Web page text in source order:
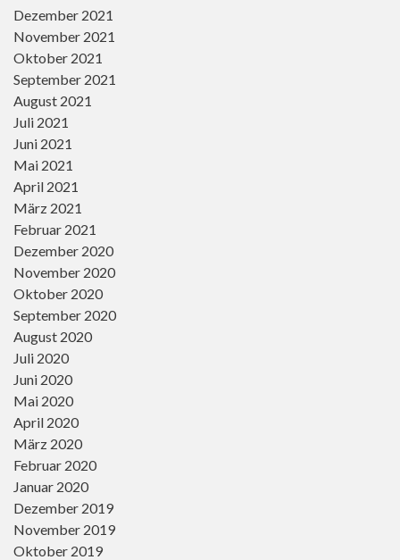
Dezember 2021
November 2021
Oktober 2021
September 2021
August 2021
Juli 2021
Juni 2021
Mai 2021
April 2021
März 2021
Februar 2021
Dezember 2020
November 2020
Oktober 2020
September 2020
August 2020
Juli 2020
Juni 2020
Mai 2020
April 2020
März 2020
Februar 2020
Januar 2020
Dezember 2019
November 2019
Oktober 2019